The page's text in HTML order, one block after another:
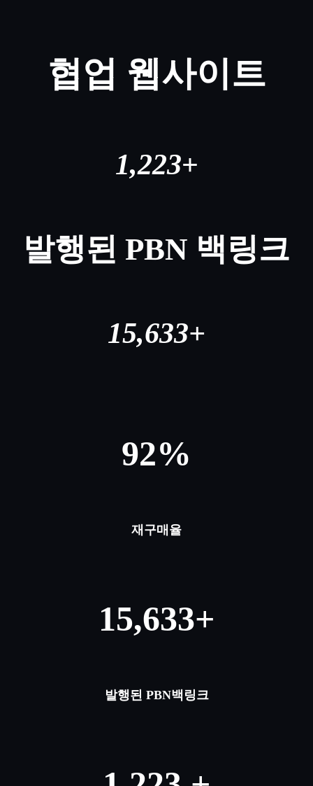
협업 웹사이트
1,223+
발행된 PBN 백링크
15,633+
92%
재구매율
15,633+
발행된 PBN백링크